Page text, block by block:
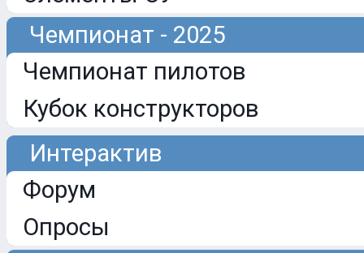
Чемпионат - 2025
Чемпионат пилотов
Кубок конструкторов
Интерактив
Форум
Опросы